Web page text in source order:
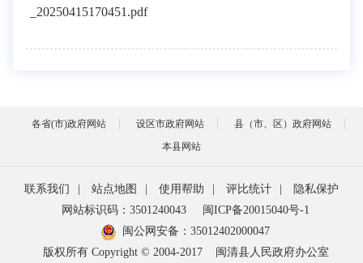
_20250415170451.pdf
各省(市)政府网站 设区市政府网站
县（市、区）政府网站
本县网站
联系我们 站点地图 使用帮助 评比统计
隐私保护
网站标识码：3501240043
闽ICP备20015040号-1
闽公网安备： 35012402000047
版权所有 Copyright © 2004-2017
闽清县人民政府办公室